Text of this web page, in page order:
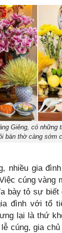
Giêng, có những
bàn thờ càng sớm
nhiều gia
cúng vàng
bày tỏ sự
đình với tổ
lại là thứ
cúng, gia